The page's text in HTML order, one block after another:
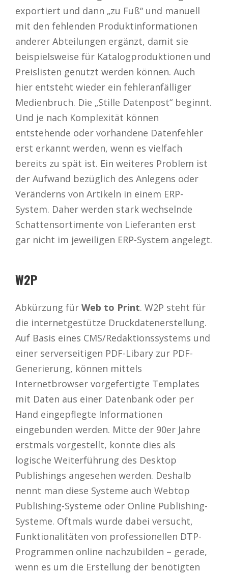
exportiert und dann „zu Fuß“ und manuell
mit den fehlenden Produktinformationen
anderer Abteilungen ergänzt, damit sie
beispielsweise für Katalogproduktionen und
Preislisten genutzt werden können. Auch
hier entsteht wieder ein fehleranfälliger
Medienbruch. Die „Stille Datenpost“ beginnt.
Und je nach Komplexität können
entstehende oder vorhandene Datenfehler
erst erkannt werden, wenn es vielfach
bereits zu spät ist. Ein weiteres Problem ist
der Aufwand bezüglich des Anlegens oder
Veränderns von Artikeln in einem ERP-
System. Daher werden stark wechselnde
Schattensortimente von Lieferanten erst
gar nicht im jeweiligen ERP-System angelegt.
W2P
Abkürzung für Web to Print. W2P steht für
die internetgestütze Druckdatenerstellung.
Auf Basis eines CMS/Redaktionssystems und
einer serverseitigen PDF-Libary zur PDF-
Generierung, können mittels
Internetbrowser vorgefertigte Templates
mit Daten aus einer Datenbank oder per
Hand eingepflegte Informationen
eingebunden werden. Mitte der 90er Jahre
erstmals vorgestellt, konnte dies als
logische Weiterführung des Desktop
Publishings angesehen werden. Deshalb
nennt man diese Systeme auch Webtop
Publishing-Systeme oder Online Publishing-
Systeme. Oftmals wurde dabei versucht,
Funktionalitäten von professionellen DTP-
Programmen online nachzubilden – gerade,
wenn es um die Erstellung der benötigten